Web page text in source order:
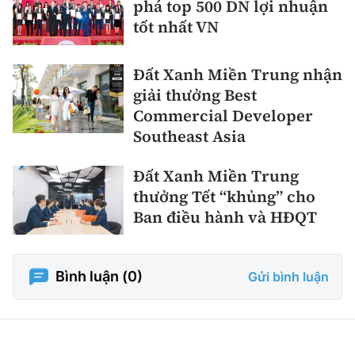
phá top 500 DN lợi nhuận
tốt nhất VN
Đất Xanh Miền Trung nhận
giải thưởng Best
Commercial Developer
Southeast Asia
Đất Xanh Miền Trung
thưởng Tết “khủng” cho
Ban điều hành và HĐQT
Bình luận (0) Gửi bình luận